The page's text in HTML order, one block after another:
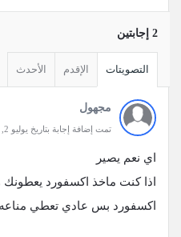
‫2 إجابتين
التصويتات الإقدم الأحدث
مجهول
تمت إضافة إجابة بتاريخ يوليو 2, 2021 في 2:54 pm
اي نعم يصير
اذا كنت ماخذ اكسفورد يعطونك
اكسفورد بس عادي تعطي مناعه